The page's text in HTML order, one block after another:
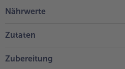
Nährwerte
Zutaten
Zubereitung